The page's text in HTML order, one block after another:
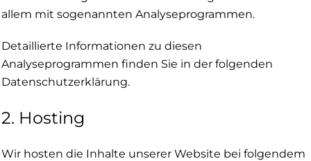
allem mit sogenannten Analyseprogrammen.
Detaillierte Informationen zu diesen
Analyseprogrammen finden Sie in der folgenden
Datenschutzerklärung.
2. Hosting
Wir hosten die Inhalte unserer Website bei folgendem